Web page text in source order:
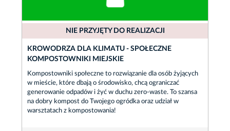
NIE PRZYJĘTY DO REALIZACJI
KROWODRZA DLA KLIMATU - SPOŁECZNE
KOMPOSTOWNIKI MIEJSKIE
Kompostowniki społeczne to rozwiązanie dla osób żyjących
w mieście, które dbają o środowisko, chcą ograniczać
generowanie odpadów i żyć w duchu zero-waste. To szansa
na dobry kompost do Twojego ogródka oraz udział w
warsztatach z kompostowania!